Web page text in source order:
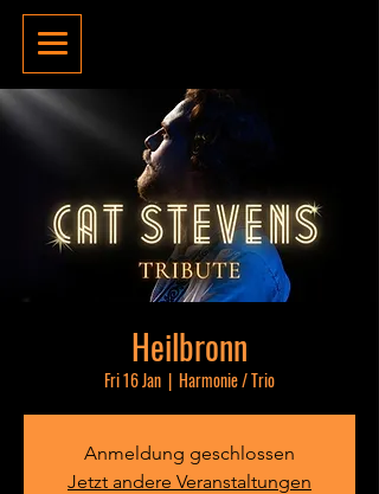
Heilbronn
Fri 16 Jan
  |
Harmonie / Trio
Anmeldung geschlossen
Jetzt andere Veranstaltungen